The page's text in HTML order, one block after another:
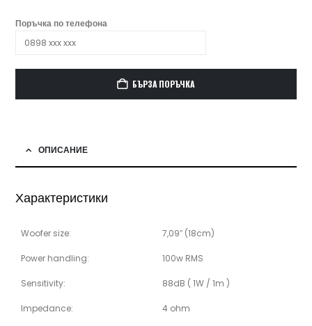
Поръчка по телефона
БЪРЗА ПОРЪЧКА
ОПИСАНИЕ
Характеристики
Woofer size: 7,09″ (18cm)
Power handling: 100w RMS
Sensitivity: 88dB ( 1W / 1m )
Impedance: 4 ohm